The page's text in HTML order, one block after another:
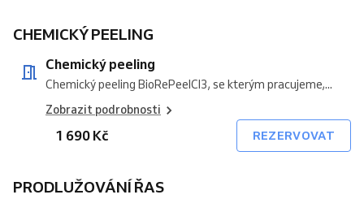
CHEMICKÝ PEELING
Chemický peeling
Chemický peeling BioRePeelCl3, se kterým pracujeme,...
Zobrazit podrobnosti
1 690 Kč REZERVOVAT
PRODLUŽOVÁNÍ ŘAS